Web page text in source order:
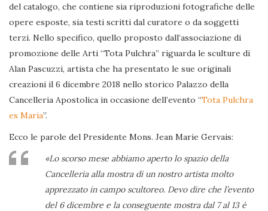
del catalogo, che contiene sia riproduzioni fotografiche delle
opere esposte, sia testi scritti dal curatore o da soggetti
terzi. Nello specifico, quello proposto dall’associazione di
promozione delle Arti “Tota Pulchra” riguarda le sculture di
Alan Pascuzzi, artista che ha presentato le sue originali
creazioni il 6 dicembre 2018 nello storico Palazzo della
Cancelleria Apostolica in occasione dell’evento “Tota Pulchra
es Maria”.
Ecco le parole del Presidente Mons. Jean Marie Gervais:
«Lo scorso mese abbiamo aperto lo spazio della
Cancelleria alla mostra di un nostro artista molto
apprezzato in campo scultoreo. Devo dire che l’evento
del 6 dicembre e la conseguente mostra dal 7 al 13 è